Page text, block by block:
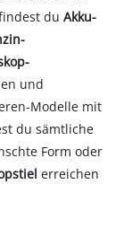
duAkku-
und
Modelle mit
du sämtliche
Form oder
erreichen